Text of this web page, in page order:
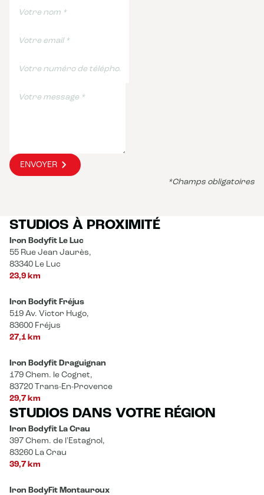
ENVOYER
*Champs obligatoires
STUDIOS À PROXIMITÉ
Iron Bodyfit Le Luc
55 Rue Jean Jaurès,
83340 Le Luc
23,9 km
Iron Bodyfit Fréjus
519 Av. Victor Hugo,
83600 Fréjus
27,1 km
Iron Bodyfit Draguignan
179 Chem. le Cognet,
83720 Trans-En-Provence
29,7 km
STUDIOS DANS VOTRE RÉGION
Iron Bodyfit La Crau
397 Chem. de l'Estagnol,
83260 La Crau
39,7 km
Iron BodyFit Montauroux